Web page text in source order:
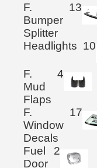
F.
Bumper
Splitter
13
Headlights 10
F.
Mud
Flaps
4
F.
Window
Decals
17
Fuel
Door
2